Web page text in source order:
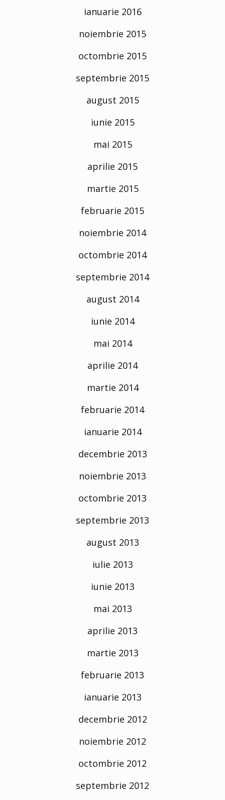
ianuarie 2016
noiembrie 2015
octombrie 2015
septembrie 2015
august 2015
iunie 2015
mai 2015
aprilie 2015
martie 2015
februarie 2015
noiembrie 2014
octombrie 2014
septembrie 2014
august 2014
iunie 2014
mai 2014
aprilie 2014
martie 2014
februarie 2014
ianuarie 2014
decembrie 2013
noiembrie 2013
octombrie 2013
septembrie 2013
august 2013
iulie 2013
iunie 2013
mai 2013
aprilie 2013
martie 2013
februarie 2013
ianuarie 2013
decembrie 2012
noiembrie 2012
octombrie 2012
septembrie 2012